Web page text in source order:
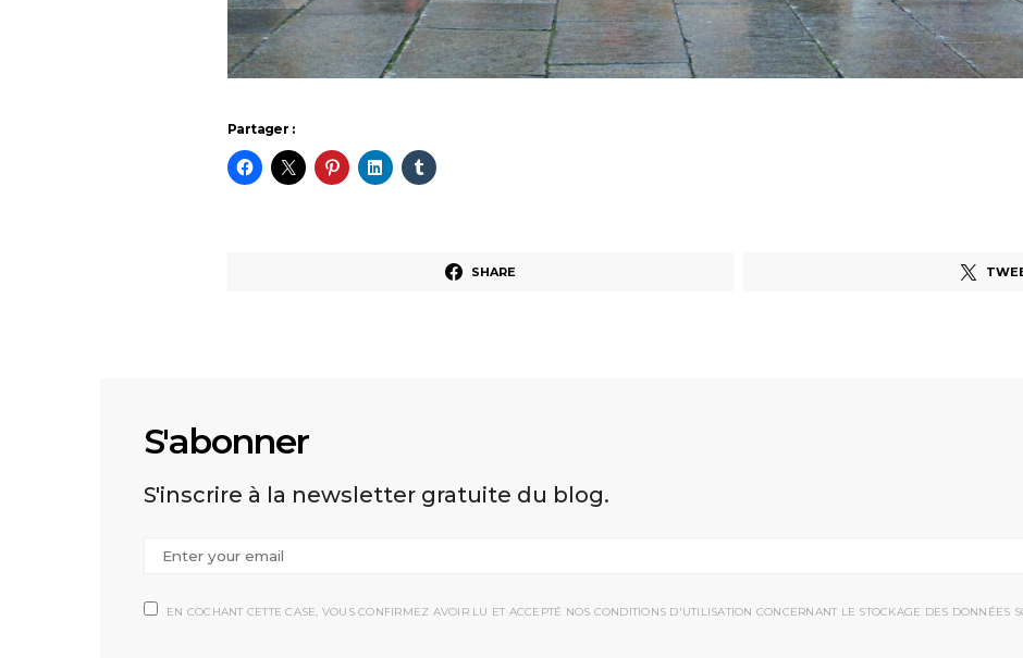
Partager :
SHARE
S'abonner
S'inscrire à la newsletter gratuite du blog.
EN COCHANT CETTE CASE, VOUS CONFIRMEZ AVOIR LU ET ACCEPTÉ NOS CONDITIONS D'UTILISATION CONCERNANT LE STOCKAGE DES DONNÉES